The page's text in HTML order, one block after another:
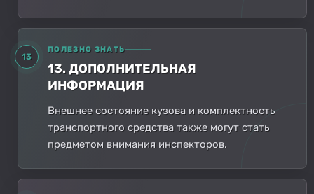
13
ПОЛЕЗНО ЗНАТЬ
13. ДОПОЛНИТЕЛЬНАЯ
ИНФОРМАЦИЯ
Внешнее состояние кузова и комплектность
транспортного средства также могут стать
предметом внимания инспекторов.